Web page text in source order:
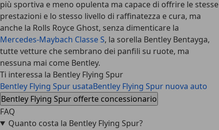
più sportiva e meno opulenta ma capace di offrire le stesse
prestazioni e lo stesso livello di raffinatezza e cura, ma
anche la Rolls Royce Ghost, senza dimenticare la
Mercedes-Maybach Classe S, la sorella Bentley Bentayga,
tutte vetture che sembrano dei panfili su ruote, ma
nessuna mai come Bentley.
Ti interessa la Bentley Flying Spur
Bentley Flying Spur usataBentley Flying Spur nuova auto
Bentley Flying Spur offerte concessionario
FAQ
Quanto costa la Bentley Flying Spur?